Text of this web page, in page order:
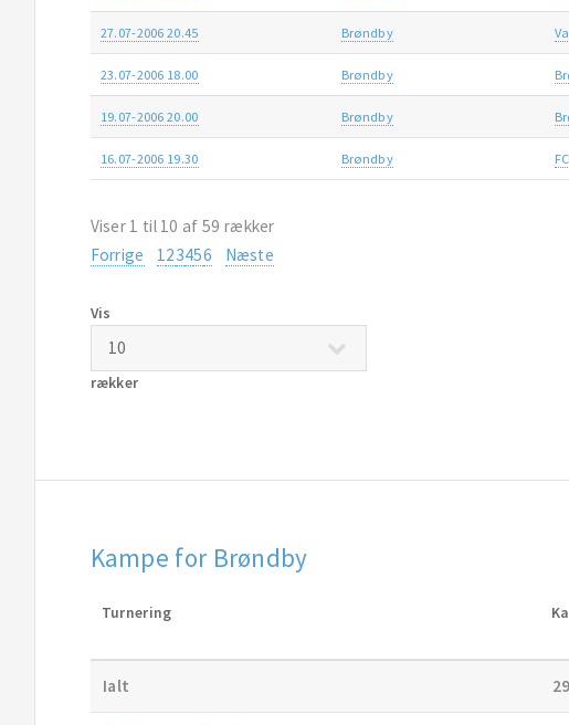
27.07-2006 20.45 Brøndby
23.07-2006 18.00 Brøndby
19.07-2006 20.00 Brøndby
16.07-2006 19.30 Brøndby
Viser 1 til 10 af 59 rækker
Forrige
1 23456 Næste
Vis
rækker
Kampe for Brøndby
Turnering
Ialt 29